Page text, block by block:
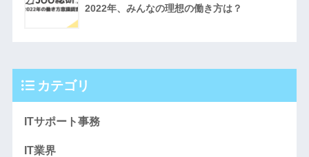
2022年、みんなの理想の働き方は？
カテゴリ
ITサポート事務
IT業界